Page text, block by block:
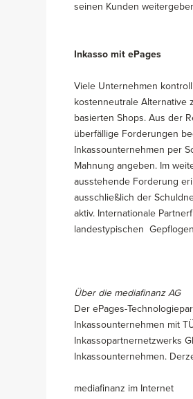
seinen Kunden
Inkasso mit ePages
Viele Unternehmen
kostenneutrale Alternative
basierten Shops. Aus der
überfällige Forderungen
Inkassounternehmen per
Mahnung angeben. Im
ausstehende Forderung
ausschließlich der
aktiv. Internationale
landestypischen
Über die mediafinanz AG
Der ePages-
Inkassounternehmen mit
Inkassopartnernetzwerks
Inkassounternehmen.
mediafinanz im Internet